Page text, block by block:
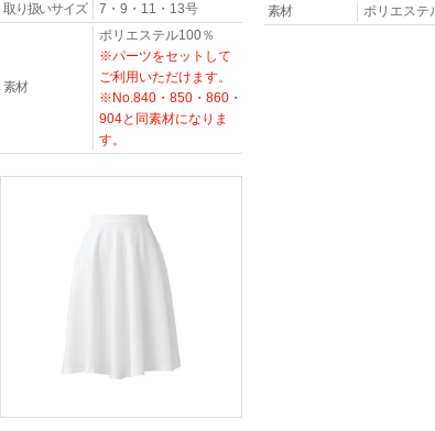
取り扱いサイズ
7・9・11・13号
素材
ポリエステル100％
※パーツをセットして
ご利用いただけます。
※No.840・850・860・
904と同素材になりま
す。
素材
ポリエステ